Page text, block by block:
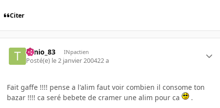
Citer
Tonio_83 INpactien
Posté(e) le 2 janvier 200422 a
Fait gaffe !!!! pense a l'alim faut voir combien il consome ton
bazar !!!! ca seré bebete de cramer une alim pour ca
.